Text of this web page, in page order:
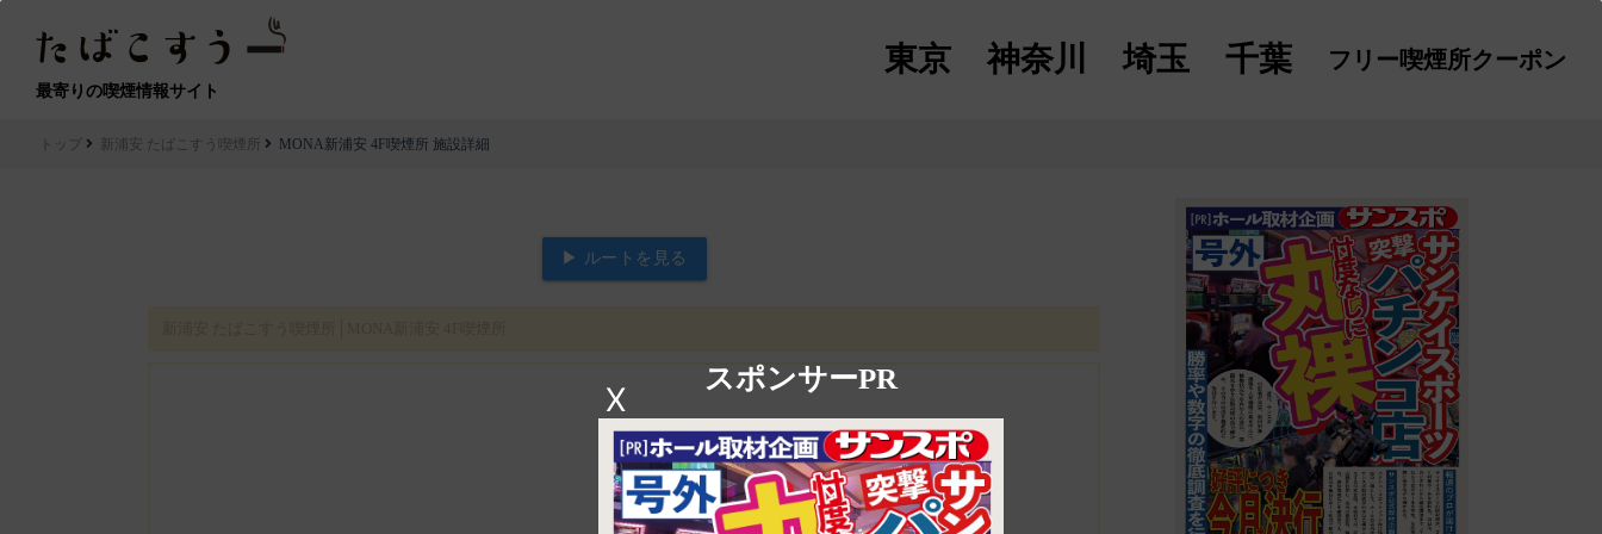
最寄りの喫煙情報サイト
東京 神奈川 埼玉 千葉 フリー喫煙所クーポン
スポンサーPR
X
トップ 新浦安 たばこすう喫煙所 MONA新浦安 4F喫煙所 施設詳細
▶ ルートを見る